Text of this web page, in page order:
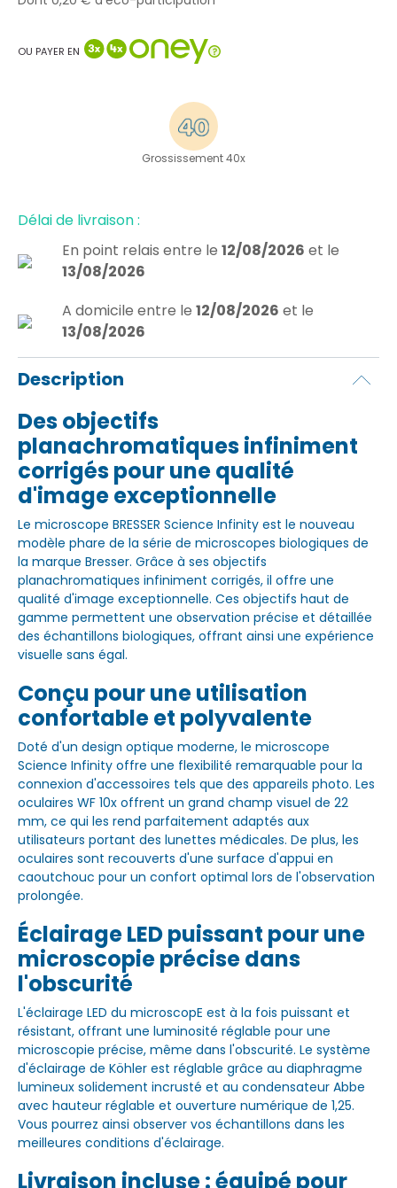
OU PAYER EN
Grossissement 40x
Délai de livraison :
En point relais entre le 12/08/2026 et le
13/08/2026
A domicile entre le 12/08/2026 et le
13/08/2026
Description
Des objectifs
planachromatiques infiniment
corrigés pour une qualité
d'image exceptionnelle
Le microscope BRESSER Science Infinity est le nouveau
modèle phare de la série de microscopes biologiques de
la marque Bresser. Grâce à ses objectifs
planachromatiques infiniment corrigés, il offre une
qualité d'image exceptionnelle. Ces objectifs haut de
gamme permettent une observation précise et détaillée
des échantillons biologiques, offrant ainsi une expérience
visuelle sans égal.
Conçu pour une utilisation
confortable et polyvalente
Doté d'un design optique moderne, le microscope
Science Infinity offre une flexibilité remarquable pour la
connexion d'accessoires tels que des appareils photo. Les
oculaires WF 10x offrent un grand champ visuel de 22
mm, ce qui les rend parfaitement adaptés aux
utilisateurs portant des lunettes médicales. De plus, les
oculaires sont recouverts d'une surface d'appui en
caoutchouc pour un confort optimal lors de l'observation
prolongée.
Éclairage LED puissant pour une
microscopie précise dans
l'obscurité
L'éclairage LED du microscopE est à la fois puissant et
résistant, offrant une luminosité réglable pour une
microscopie précise, même dans l'obscurité. Le système
d'éclairage de Köhler est réglable grâce au diaphragme
lumineux solidement incrusté et au condensateur Abbe
avec hauteur réglable et ouverture numérique de 1,25.
Vous pourrez ainsi observer vos échantillons dans les
meilleures conditions d'éclairage.
Livraison incluse : équipé pour